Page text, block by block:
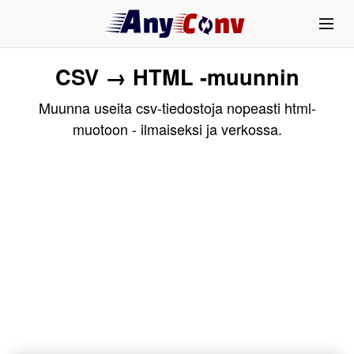
CSV → HTML -muunnin
Muunna useita csv-tiedostoja nopeasti html-
muotoon - ilmaiseksi ja verkossa.